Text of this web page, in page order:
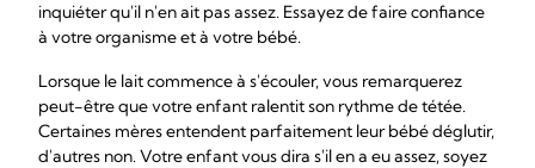
inquiéter qu'il n'en ait pas assez. Essayez de faire confiance
à votre organisme et à votre bébé.
Lorsque le lait commence à s'écouler, vous remarquerez
peut-être que votre enfant ralentit son rythme de tétée.
Certaines mères entendent parfaitement leur bébé déglutir,
d'autres non. Votre enfant vous dira s'il en a eu assez, soyez